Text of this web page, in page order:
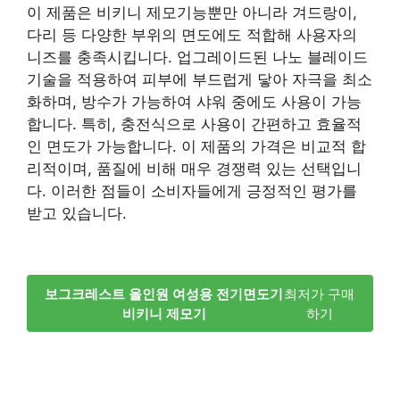
이 제품은 비키니 제모기능뿐만 아니라 겨드랑이,
다리 등 다양한 부위의 면도에도 적합해 사용자의
니즈를 충족시킵니다. 업그레이드된 나노 블레이드
기술을 적용하여 피부에 부드럽게 닿아 자극을 최소
화하며, 방수가 가능하여 샤워 중에도 사용이 가능
합니다. 특히, 충전식으로 사용이 간편하고 효율적
인 면도가 가능합니다. 이 제품의 가격은 비교적 합
리적이며, 품질에 비해 매우 경쟁력 있는 선택입니
다. 이러한 점들이 소비자들에게 긍정적인 평가를
받고 있습니다.
보그크레스트 올인원 여성용 전기면도기
비키니 제모기
최저가 구매
하기